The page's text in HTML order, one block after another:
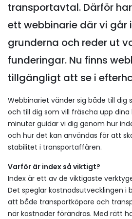
transportavtal. Därför
ett webbinarie där vi går
grunderna och reder ut
funderingar. Nu finns
tillgängligt att se i
Webbinariet vänder sig både till dig
och till dig som vill fräscha upp dina
minuter guidar vi dig genom hur
och hur det kan användas för att
stabilitet i transportaffären.
Varför är index så viktigt?
Index är ett av de viktigaste
Det speglar kostnadsutvecklingen i
att både transportköpare och
när kostnader förändras. Med rätt